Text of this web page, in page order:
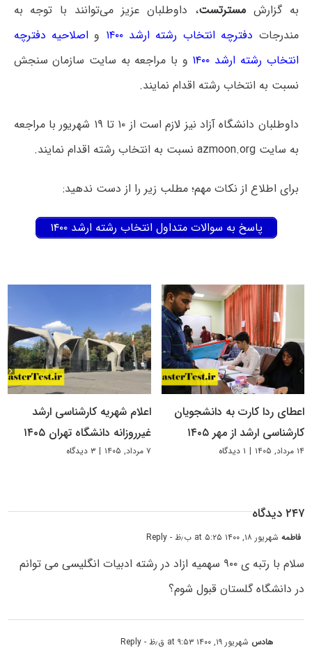
به گزارش مسترتست، داوطلبان عزیز می‌توانند با توجه به
مندرجات دفترچه انتخاب رشته ارشد ۱۴۰۰ واصلاحیه دفترچه
انتخاب رشته ارشد ۱۴۰۰
و با مراجعه به سایت سازمان سنجش
نسبت به انتخاب رشته اقدام نمایند.
داوطلبان دانشگاه آزاد نیز لازم است از ۱۰ تا ۱۹ شهریور با مراجعه
به سایت azmoon.org نسبت به انتخاب رشته اقدام نمایند.
برای اطلاع از نکات مهم؛ مطلب زیر را از دست ندهید:
پاسخ به سوالات متداول انتخاب رشته ارشد ۱۴۰۰
اعطای ردا کارت به دانشجویان
کارشناسی ارشد از مهر ۱۴۰۵
۱۴ مرداد, ۱۴۰۵ | ۱ دیدگاه
اعلام شهریه کارشناسی ارشد
غیرروزانه دانشگاه تهران ۱۴۰۵
۷ مرداد, ۱۴۰۵ | ۳ دیدگاه
۲۴۷ دیدگاه
فاطمهشهریور ۱۸, ۱۴۰۰ at ۵:۲۵ ب٫ظ - Reply
سلام با رتبه ی ۹۰۰ سهمیه ازاد در رشته ادبیات انگلیسی می توانم
در دانشگاه گلستان قبول شوم؟
هادس شهریور ۱۹, ۱۴۰۰ at ۹:۵۳ ق٫ظ - Reply